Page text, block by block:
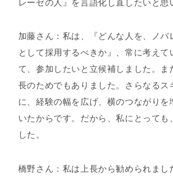
レーゼの人』を言語化し直したいと思
加藤さん：私は、『どんな人を、ノバ
として採用するべきか』、常に考えて
て、参加したいと立候補しました。ま
長のためでもありました。さらなるス
に、経験の幅を広げ、横のつながりを
いたからです。だから、私にとっても
した。
橋野さん：私は上長から勧められまし
ABOUT
CONTACT